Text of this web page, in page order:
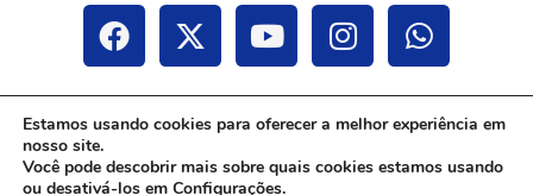
Estamos usando cookies para oferecer a melhor experiência em
nosso site.
Você pode descobrir mais sobre quais cookies estamos usando
ou desativá-los em Configurações.